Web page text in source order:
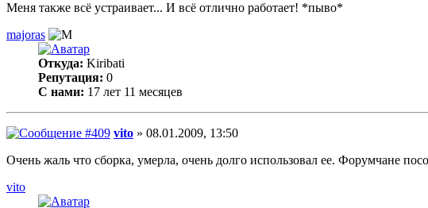
Меня также всё устраивает... И всё отлично работает! *пыво*
majoras
Откуда: Kiribati
Репутация: 0
С нами: 17 лет 11 месяцев
vito » 08.01.2009, 13:50
Очень жаль что сборка, умерла, очень долго использовал ее. Форумчане
vito